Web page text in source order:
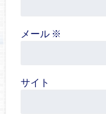
メール ※
サイト